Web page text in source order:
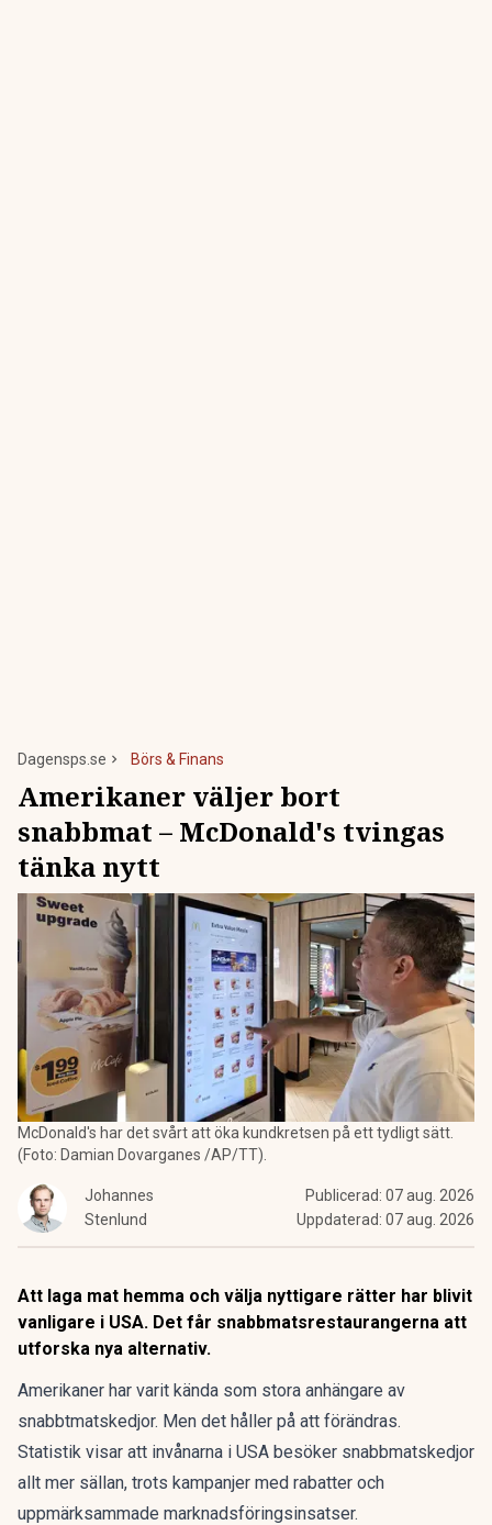
Dagensps.se Börs & Finans
Amerikaner väljer bort
snabbmat – McDonald's tvingas
tänka nytt
McDonald's har det svårt att öka kundkretsen på ett tydligt sätt.
(Foto: Damian Dovarganes /AP/TT).
Johannes
Stenlund
Publicerad: 07 aug. 2026
Uppdaterad: 07 aug. 2026
Att laga mat hemma och välja nyttigare rätter har blivit
vanligare i USA. Det får snabbmatsrestaurangerna att
utforska nya alternativ.
Amerikaner har varit kända som stora anhängare av
snabbtmatskedjor. Men det håller på att förändras.
Statistik visar att invånarna i USA besöker snabbmatskedjor
allt mer sällan, trots kampanjer med rabatter och
uppmärksammade marknadsföringsinsatser.